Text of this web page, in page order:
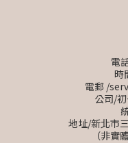
電
時
電郵 /
公司/
地址/新北市
（非實